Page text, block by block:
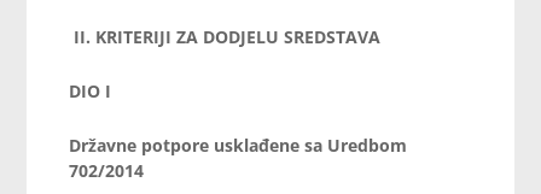
II. KRITERIJI ZA DODJELU SREDSTAVA
DIO I
Državne potpore usklađene sa Uredbom
702/2014